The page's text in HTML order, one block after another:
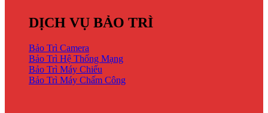
DỊCH VỤ BẢO TRÌ
Bảo Trì Camera
Bảo Trì Hệ Thống Mạng
Bảo Trì Máy Chiếu
Bảo Trì Máy Chấm Công